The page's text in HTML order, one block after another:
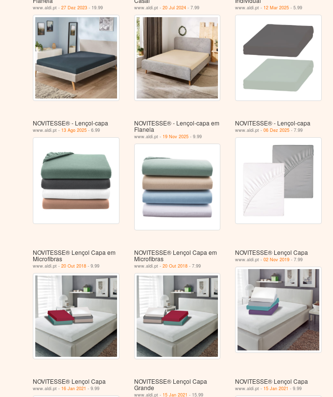
www.aldi.pt -27 Dez 2023 - 19.99 www.aldi.pt - 20 Jul 2024- 7.99 www.aldi.pt - 12 Mar 2025 - 5.99
NOVITESSE® - Lençol-capa
www.aldi.pt - 13 Ago 2025 - 6.99
NOVITESSE® - Lençol-capa em
Flanela
www.aldi.pt - 19 Nov 2025- 9.99
NOVITESSE® - Lençol-capa
www.aldi.pt -06 Dez 2025 - 7.99
NOVITESSE® Lençol Capa em
Microfibras
www.aldi.pt -20 Out 2018 - 9.99
NOVITESSE® Lençol Capa em
Microfibras
www.aldi.pt - 20 Out 2018- 7.99
NOVITESSE® Lençol Capa
www.aldi.pt -02 Nov 2019 - 7.99
NOVITESSE® Lençol Capa
www.aldi.pt - 16 Jan 2021 - 9.99
NOVITESSE® Lençol Capa
Grande
www.aldi.pt - 15 Jan 2021 - 15.99
NOVITESSE® Lençol Capa
www.aldi.pt - 15 Jan 2021 - 9.99